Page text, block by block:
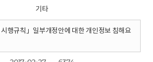
기타
시행규칙」일부개정안에 대한 개인정보 침해요